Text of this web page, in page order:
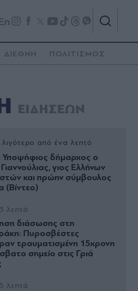
ΔΙΕΘΝΗ ΠΟΛΙΤΙΣΜΟΣ
ΕΙΔΗΣΕΩΝ
λιγότερο από ένα λεπτό
Υποψήφιος δήμαρχος ο
γιος Ελλήνων
και πρώην σύμβουλος
(Βίντεο)
λεπτά
διάσωσης στη
Πυροσβέστες
τραυματισμένη 15χρονη
σημείο στις Γριά
λεπτά